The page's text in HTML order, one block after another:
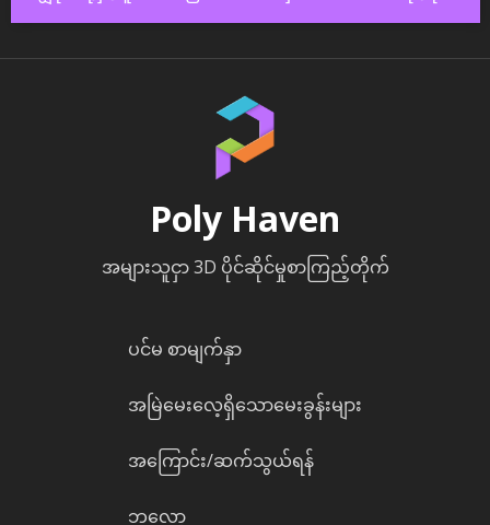
Poly Haven
အများသူငှာ 3D ပိုင်ဆိုင်မှုစာကြည့်တိုက်
ပင်မ စာမျက်နှာ
အမြဲမေးလေ့ရှိသောမေးခွန်းများ
အကြောင်း/ဆက်သွယ်ရန်
ဘလော့